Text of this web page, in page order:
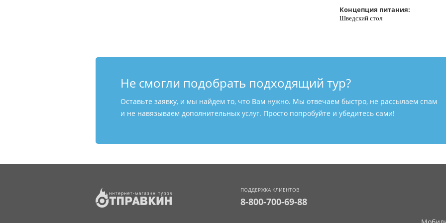
Концепция питания:
Шведский стол
Не смогли подобрать подходящий тур?
Оставьте заявку, и мы найдем то, что Вам нужно. Мы отвечаем быстро, не рассылаем спам
и не навязываем дополнительных услуг. Просто попробуйте и убедитесь сами!
ПОДДЕРЖКА КЛИЕНТОВ
8-800-700-69-88